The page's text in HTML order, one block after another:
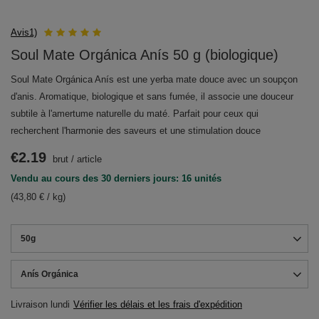
Avis1)
Soul Mate Orgánica Anís 50 g (biologique)
Soul Mate Orgánica Anís est une yerba mate douce avec un soupçon
d'anis. Aromatique, biologique et sans fumée, il associe une douceur
subtile à l'amertume naturelle du maté. Parfait pour ceux qui
recherchent l'harmonie des saveurs et une stimulation douce
50g
Anís Orgánica
Livraison lundi Vérifier les délais et les frais d'expédition
€2.19 brut / article
Vendu au cours des 30 derniers jours: 16 unités
(43,80 € / kg)